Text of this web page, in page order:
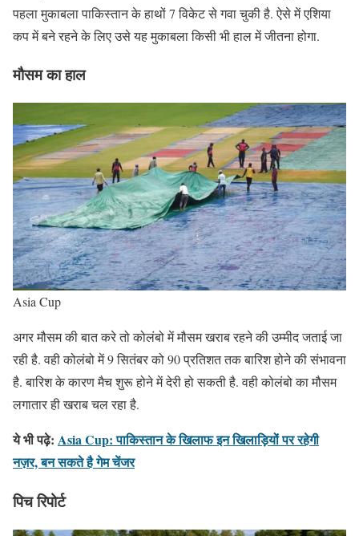
पहला मुकाबला पाकिस्तान के हाथों 7 विकेट से गवा चुकी है. ऐसे में एशिया
कप में बने रहने के लिए उसे यह मुकाबला किसी भी हाल में जीतना होगा.
मौसम का हाल
Asia Cup
अगर मौसम की बात करे तो कोलंबो में मौसम खराब रहने की उम्मीद जताई जा
रही है. वही कोलंबो में 9 सितंबर को 90 प्रतिशत तक बारिश होने की संभावना
है. बारिश के कारण मैच शुरू होने में देरी हो सकती है. वही कोलंबो का मौसम
लगातार ही खराब चल रहा है.
ये भी पढ़े: Asia Cup: पाकिस्तान के खिलाफ इन खिलाड़ियों पर रहेगी
नज़र, बन सकते है गेम चेंजर
पिच रिपोर्ट